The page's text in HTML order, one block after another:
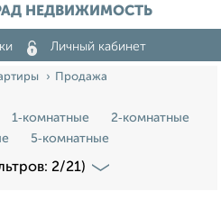
НЕДВИЖИМОСТЬ
Личный кабинет
Продажа
1‑комнатные
2‑комнатные
5‑комнатные
2/21)